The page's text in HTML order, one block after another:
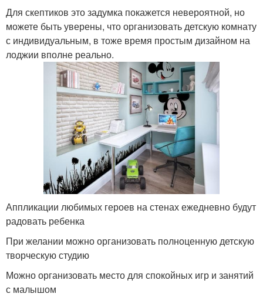
Для скептиков это задумка покажется невероятной, но
можете быть уверены, что организовать детскую комнату
с индивидуальным, в тоже время простым дизайном на
лоджии вполне реально.
Аппликации любимых героев на стенах ежедневно будут
радовать ребенка
При желании можно организовать полноценную детскую
творческую студию
Можно организовать место для спокойных игр и занятий
с малышом